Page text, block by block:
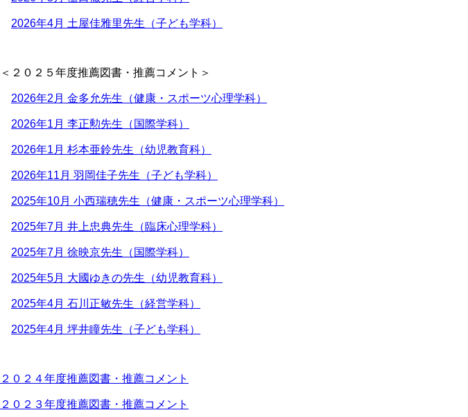
2026年4月 土屋佳雅里先生（子ども学科）
＜２０２５年度推薦図書・推薦コメント＞
2026年2月 金多允先生（健康・スポーツ心理学科）
2026年1月 李正勲先生（国際学科）
2026年1月 杉本亜鈴先生（幼児教育科）
2026年11月 羽岡佳子先生（子ども学科）
2025年10月 小西瑞穂先生（健康・スポーツ心理学科）
2025年7月 井上忠典先生（臨床心理学科）
2025年7月 徐映京先生（国際学科）
2025年5月 大國ゆきの先生（幼児教育科）
2025年4月 石川正敏先生（経営学科）
2025年4月 坪井瞳先生（子ども学科）
２０２４年度推薦図書・推薦コメント
２０２３年度推薦図書・推薦コメント